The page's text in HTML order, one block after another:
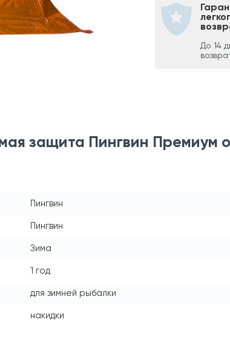
До 14
защита Пингвин Премиум
Пингвин
Пингвин
Зима
1 год
для зимней рыбалки
накидки